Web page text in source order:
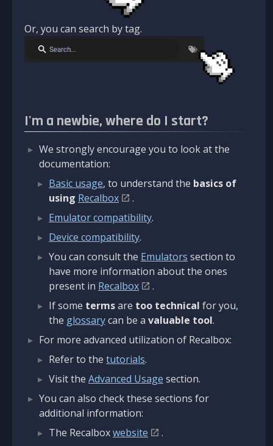
Or, you can search by tag.
I'm a newbie, where do I start?
We strongly encourage you to look at the
documentation:
Basic usage, to understand the basics of
using Recalbox
.
Emulator compatibility.
Device compatibility.
You can consult the Emulators section to
have more information about the ones
present in Recalbox
.
If some termsare too technical for you,
the glossarycan be a valuable tool.
For more advanced utilization of Recalbox:
Refer to the tutorials.
Visit the Advanced Usage section.
You can also check these sections for
additional information:
The Recalboxwebsite
.